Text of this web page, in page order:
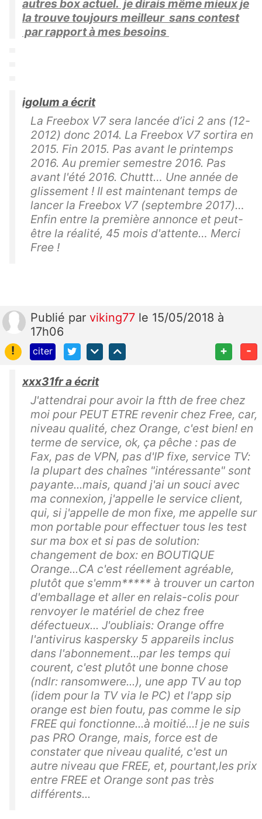
autres box actuel. je dirais même mieux je
la trouve toujours meilleur sans contest
par rapport à mes besoins
igolum a écrit
La Freebox V7 sera lancée d’ici 2 ans (12-
2012) donc 2014. La Freebox V7 sortira en
2015. Fin 2015. Pas avant le printemps
2016. Au premier semestre 2016. Pas
avant l'été 2016. Chuttt… Une année de
glissement ! Il est maintenant temps de
lancer la Freebox V7 (septembre 2017)…
Enfin entre la première annonce et peut-
être la réalité, 45 mois d'attente… Merci
Free !
Publié par viking77 le 15/05/2018 à
17h06
!
citer + -
xxx31fr a écrit
J'attendrai pour avoir la ftth de free chez
moi pour PEUT ETRE revenir chez Free, car,
niveau qualité, chez Orange, c'est bien! en
terme de service, ok, ça pêche : pas de
Fax, pas de VPN, pas d'IP fixe, service TV:
la plupart des chaînes "intéressante" sont
payante...mais, quand j'ai un souci avec
ma connexion, j'appelle le service client,
qui, si j'appelle de mon fixe, me appelle sur
mon portable pour effectuer tous les test
sur ma box et si pas de solution:
changement de box: en BOUTIQUE
Orange...CA c'est réellement agréable,
plutôt que s'emm***** à trouver un carton
d'emballage et aller en relais-colis pour
renvoyer le matériel de chez free
défectueux... J'oubliais: Orange offre
l'antivirus kaspersky 5 appareils inclus
dans l'abonnement...par les temps qui
courent, c'est plutôt une bonne chose
(ndlr: ransomwere...), une app TV au top
(idem pour la TV via le PC) et l'app sip
orange est bien foutu, pas comme le sip
FREE qui fonctionne...à moitié...! je ne suis
pas PRO Orange, mais, force est de
constater que niveau qualité, c'est un
autre niveau que FREE, et, pourtant,les prix
entre FREE et Orange sont pas très
différents...